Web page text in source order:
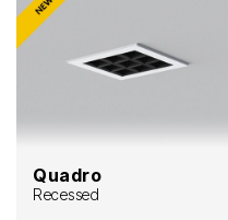
Quadro
Recessed